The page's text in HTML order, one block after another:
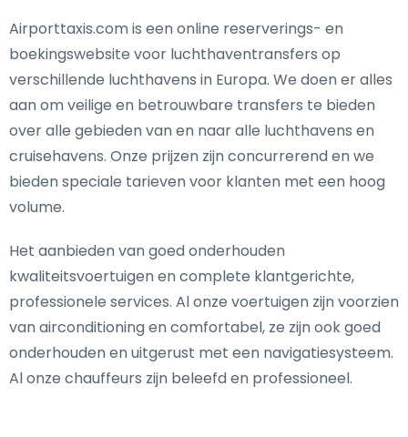
Airporttaxis.com is een online reserverings- en
boekingswebsite voor luchthaventransfers op
verschillende luchthavens in Europa. We doen er alles
aan om veilige en betrouwbare transfers te bieden
over alle gebieden van en naar alle luchthavens en
cruisehavens. Onze prijzen zijn concurrerend en we
bieden speciale tarieven voor klanten met een hoog
volume.
Het aanbieden van goed onderhouden
kwaliteitsvoertuigen en complete klantgerichte,
professionele services. Al onze voertuigen zijn voorzien
van airconditioning en comfortabel, ze zijn ook goed
onderhouden en uitgerust met een navigatiesysteem.
Al onze chauffeurs zijn beleefd en professioneel.